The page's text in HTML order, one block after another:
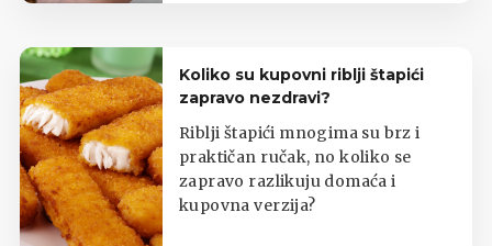
Koliko su kupovni riblji štapići
zapravo nezdravi?
Riblji štapići mnogima su brz i
praktičan ručak, no koliko se
zapravo razlikuju domaća i
kupovna verzija?